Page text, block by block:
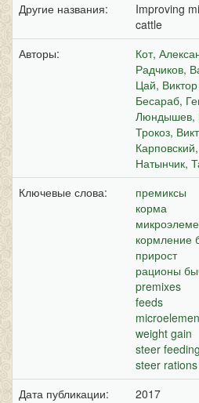
Другие названия:
Improving
cattle
Авторы:
Кот,
Радчиков,
Цай,
Бесараб,
Люндышев,
Трокоз,
Натынчик,
Ключевые слова:
премиксы
корма
кормление
прирост
рационы
premixes
feeds
weight gain
steer feeding
steer rations
Дата публикации:
2017